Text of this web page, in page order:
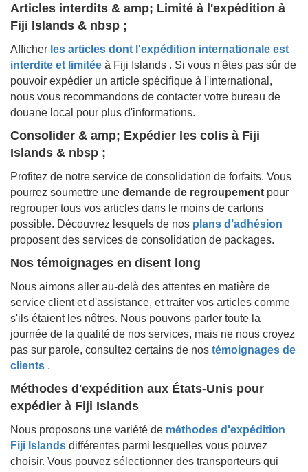
Articles interdits & amp; Limité à l'expédition à
Fiji Islands & nbsp ;
Afficher les articles dont l'expédition internationale est
interdite et limitée à Fiji Islands . Si vous n'êtes pas sûr de
pouvoir expédier un article spécifique à l'international,
nous vous recommandons de contacter votre bureau de
douane local pour plus d'informations.
Consolider & amp; Expédier les colis à Fiji
Islands & nbsp ;
Profitez de notre service de consolidation de forfaits. Vous
pourrez soumettre une demande de regroupement pour
regrouper tous vos articles dans le moins de cartons
possible. Découvrez lesquels de nos plans d’adhésion
proposent des services de consolidation de packages.
Nos témoignages en disent long
Nous aimons aller au-delà des attentes en matière de
service client et d'assistance, et traiter vos articles comme
s'ils étaient les nôtres. Nous pouvons parler toute la
journée de la qualité de nos services, mais ne nous croyez
pas sur parole, consultez certains de nos témoignages de
clients .
Méthodes d'expédition aux États-Unis pour
expédier à Fiji Islands
Nous proposons une variété de méthodes d'expédition
Fiji Islands différentes parmi lesquelles vous pouvez
choisir. Vous pouvez sélectionner des transporteurs qui